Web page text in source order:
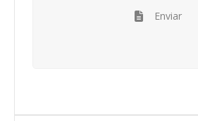
Enviar